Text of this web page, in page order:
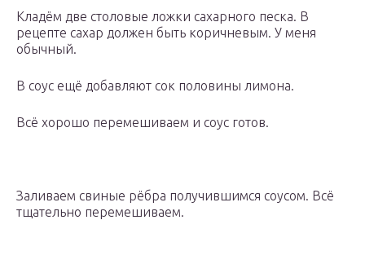
Кладём две столовые ложки сахарного песка. В
рецепте сахар должен быть коричневым. У меня
обычный.
В соус ещё добавляют сок половины лимона.
Всё хорошо перемешиваем и соус готов.
Заливаем свиные рёбра получившимся соусом. Всё
тщательно перемешиваем.